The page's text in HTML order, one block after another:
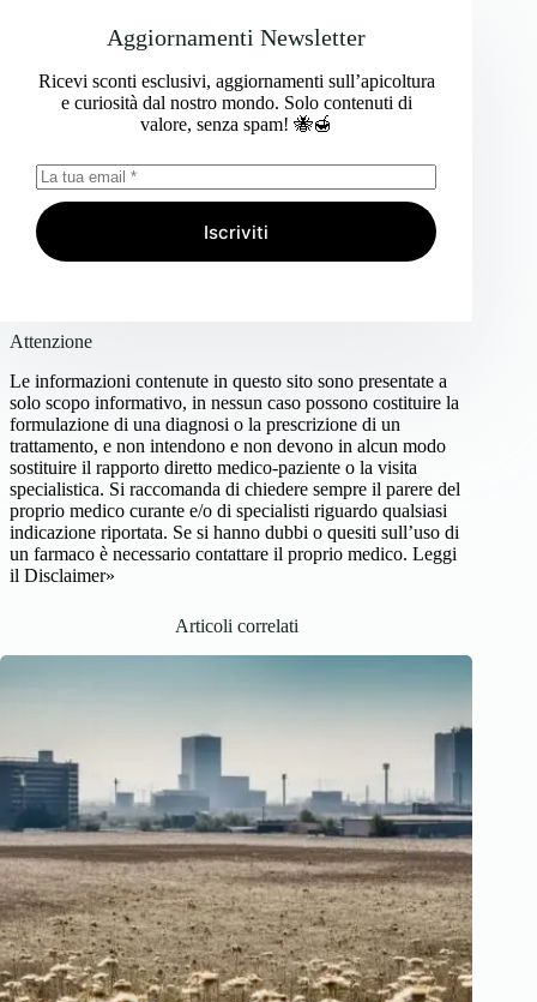
Aggiornamenti Newsletter
Ricevi sconti esclusivi, aggiornamenti sull’apicoltura
e curiosità dal nostro mondo. Solo contenuti di
valore, senza spam! 🐝🍯
Iscriviti
Attenzione
Le informazioni contenute in questo sito sono presentate a
solo scopo informativo, in nessun caso possono costituire la
formulazione di una diagnosi o la prescrizione di un
trattamento, e non intendono e non devono in alcun modo
sostituire il rapporto diretto medico-paziente o la visita
specialistica. Si raccomanda di chiedere sempre il parere del
proprio medico curante e/o di specialisti riguardo qualsiasi
indicazione riportata. Se si hanno dubbi o quesiti sull’uso di
un farmaco è necessario contattare il proprio medico. Leggi
il Disclaimer»
Articoli correlati